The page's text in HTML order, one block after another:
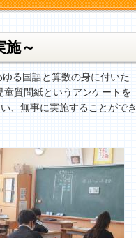
～
る国語と算数の身に付いた
質問紙というアンケートを
、無事に実施することができ